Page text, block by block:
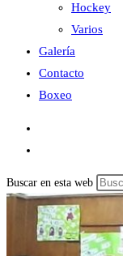
Hockey
Varios
Galería
Contacto
Boxeo
Buscar en esta web